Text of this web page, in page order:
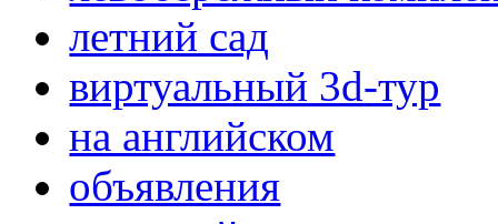
летний сад
виртуальный 3d-тур
на английском
объявления